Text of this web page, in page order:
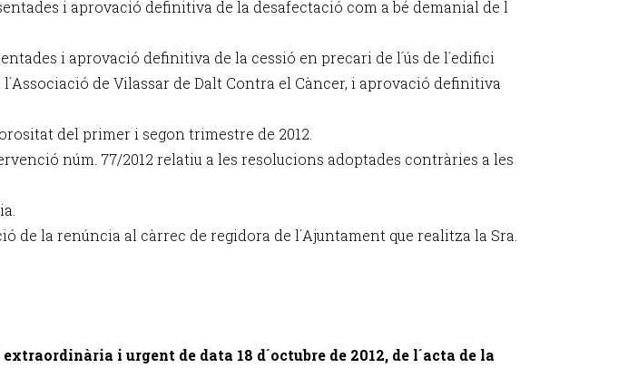
i aprovació definitiva de la desafectació com a bé demanial de l
i aprovació definitiva de la cessió en precari de l´ús de l´edifici
de Vilassar de Dalt Contra el Càncer, i aprovació definitiva
del primer i segon trimestre de 2012.
núm. 77/2012 relatiu a les resolucions adoptades contràries a les
de la renúncia al càrrec de regidora de l´Ajuntament que realitza la Sra.
i urgent de data 18 d´octubre de 2012, de l´acta de la